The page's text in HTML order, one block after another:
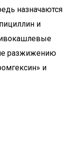
назначаются
и
разжижению
и